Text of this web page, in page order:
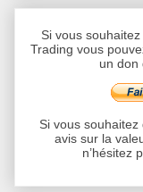
Si vous
Trading vous
un don
Si vous
avis sur la
n’hésitez